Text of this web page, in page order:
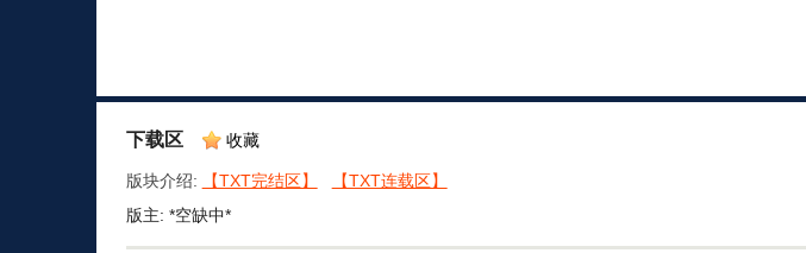
下载区 收藏
版块介绍: 【TXT完结区】
【TXT连载区】
版主: *空缺中*